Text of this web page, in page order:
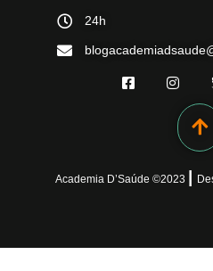
24h
Academia D’Saúde ©2023 |